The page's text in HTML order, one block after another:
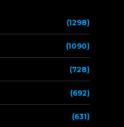
(1298)
(1090)
(728)
(692)
(631)